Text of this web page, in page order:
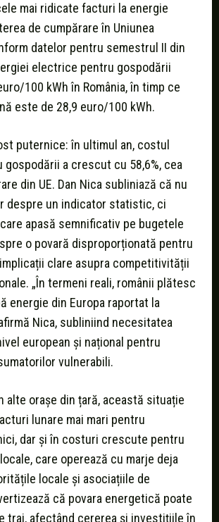
mai ridicate facturi la energie
de cumpărare în Uniunea
datelor pentru semestrul II din
electrice pentru gospodării
100 kWh în România, în timp ce
este de 28,9 euro/100 kWh.
puternice: în ultimul an, costul
gospodării a crescut cu 58,6%, cea
din UE. Dan Nica subliniază că nu
despre un indicator statistic, ci
apasă semnificativ pe bugetele
o povară disproporționată pentru
clare asupra competitivității
„În termeni reali, românii plătesc
energie din Europa raportat la
Nica, subliniind necesitatea
european și național pentru
vulnerabili.
alte orașe din țară, această situație
lunare mai mari pentru
dar și în costuri crescute pentru
care operează cu marje deja
locale și asociațiile de
că povara energetică poate
trai, afectând cererea și investițiile în